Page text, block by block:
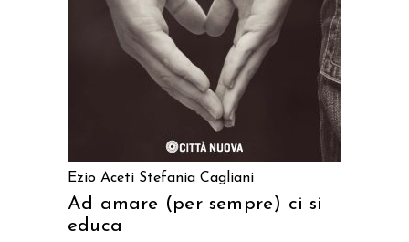
Ezio Aceti Stefania Cagliani
Ad amare (per sempre) ci si
educa